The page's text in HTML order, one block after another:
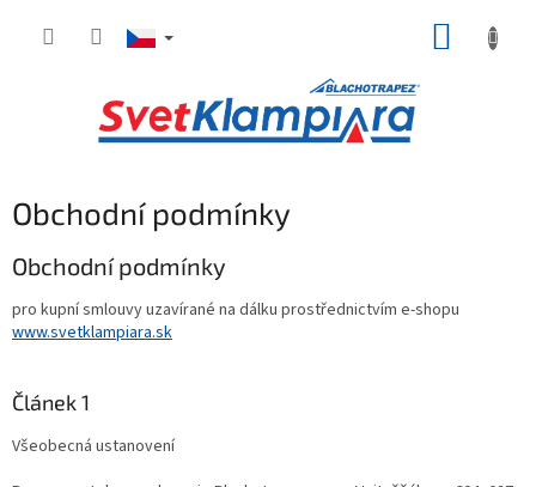
Obchodní podmínky
Obchodní podmínky
pro kupní smlouvy uzavírané na dálku prostřednictvím e-shopu
www.svetklampiara.sk
Článek 1
Všeobecná ustanovení